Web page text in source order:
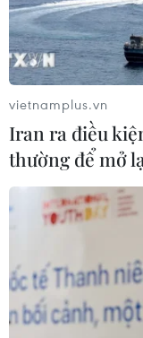
vietnamplus.vn
Iran ra điều
thường để mở